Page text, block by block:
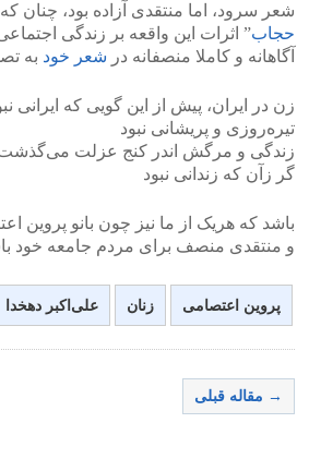
شعر سرود، اما منتقدی آزاده بود، چنان
حجاب” اثرات این واقعه بر زندگی
آگاهانه و کاملا منصفانه در شعر خود به
زن در ایران، پیش از این گویی که ایرانی
تیره‌روزی و پریشانی نبود
زندگی و مرگش اندر کنج عزلت می‌گذشت
گر زآن که زندانی نبود
باشد که هریک از ما نیز چون بانو پروین
و منتقدی منصف برای مردم جامعه خود
پروین اعتصامی زنان علی‌اکبر دهخدا
→ مقاله قبلی